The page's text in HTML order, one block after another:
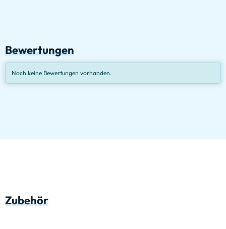
Bewertungen
Noch keine Bewertungen vorhanden.
Zubehör